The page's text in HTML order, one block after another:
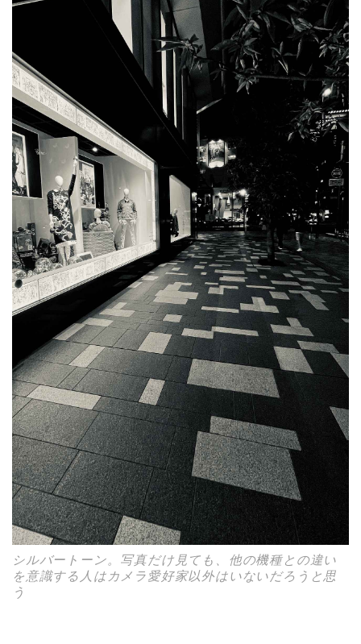
シルバートーン。写真だけ見ても、他の機種との違い
を意識する人はカメラ愛好家以外はいないだろうと思
う